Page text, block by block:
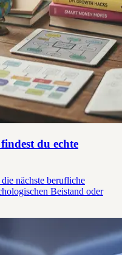
du echte
nächste berufliche
Beistand oder